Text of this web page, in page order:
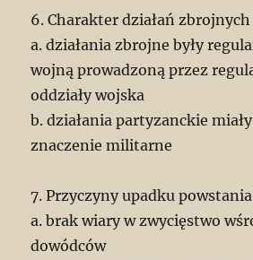
6. Charakter działań zbrojnych
a. działania zbrojne były
wojną prowadzoną przez
oddziały wojska
b. działania partyzanckie
znaczenie militarne
7. Przyczyny upadku
a. brak wiary w zwycięstwo
dowódców